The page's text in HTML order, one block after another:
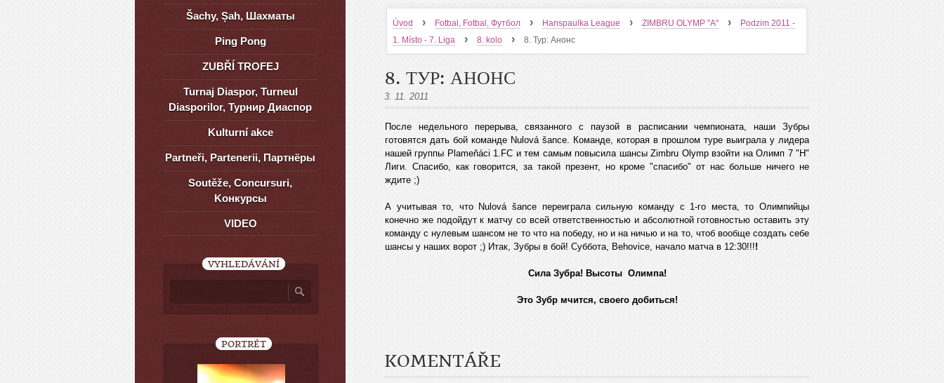
Úvod › Fotbal, Fotbal, Футбол › Hanspaulka League › ZIMBRU OLYMP "A" ›
Podzim 2011 -
1. Místo - 7. Liga
› 8. kolo › 8. Тур: Анонс
8. ТУР: АНОНС
3. 11. 2011
После недельного перерыва, связанного с паузой в расписании чемпионата, наши Зубры
готовятся дать бой команде Nulová šance. Команде, которая в прошлом туре выиграла у лидера
нашей группы Plameňáci 1.FC и тем самым повысила шансы Zimbru Olymp взойти на Олимп 7 "H"
Лиги. Спасибо, как говорится, за такой презент, но кроме "спасибо" от нас больше ничего не
ждите ;)
А учитывая то, что Nulová šance переиграла сильную команду с 1-го места, то Олимпийцы
конечно же подойдут к матчу со всей ответственностью и абсолютной готовностью оставить эту
команду с нулевым шансом не то что на победу, но и на ничью и на то, чтоб вообще создать себе
шансы у наших ворот ;) Итак, Зубры в бой! Суббота, Behovice, начало матча в 12:30!!!!
Сила Зубра! Высоты Олимпа!
Это Зубр мчится, своего добиться!
KOMENTÁŘE
Šachy, Șah, Шахматы
Ping Pong
ZUBŘÍ TROFEJ
Turnaj Diaspor, Turneul
Diasporilor, Турнир Диаспор
Kulturní akce
Partneři, Partenerii, Партнёры
Soutěže, Concursuri,
Kонкурсы
VIDEO
VYHLEDÁVÁNÍ
PORTRÉT